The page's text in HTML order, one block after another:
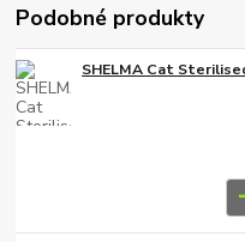
Podobné produkty
SHELMA Cat